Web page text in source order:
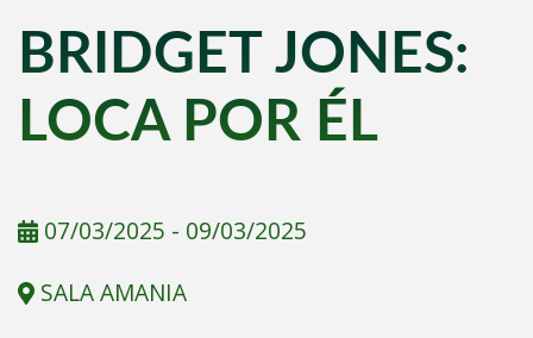
BRIDGET JONES:
LOCA POR ÉL
07/03/2025 - 09/03/2025
SALA AMANIA